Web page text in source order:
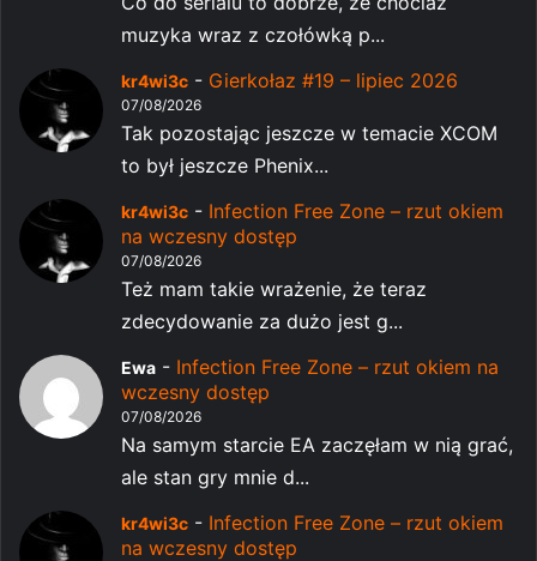
muzyka wraz z czołówką p...
kr4wi3c - Gierkołaz #19 – lipiec 2026
07/08/2026
Tak pozostając jeszcze w temacie XCOM
to był jeszcze Phenix...
kr4wi3c - Infection Free Zone – rzut okiem
na wczesny dostęp
07/08/2026
Też mam takie wrażenie, że teraz
zdecydowanie za dużo jest g...
Ewa - Infection Free Zone – rzut okiem na
wczesny dostęp
07/08/2026
Na samym starcie EA zaczęłam w nią grać,
ale stan gry mnie d...
kr4wi3c - Infection Free Zone – rzut okiem
na wczesny dostęp